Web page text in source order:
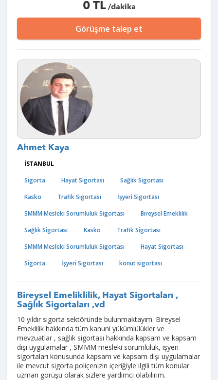
0 TL/dakika
Görüşme talep et
Ahmet Kaya
İSTANBUL
Sigorta
Hayat Sigortası
Sağlık Sigortası
Kasko
Trafik Sigortası
İşyeri Sigortası
SMMM Mesleki Sorumluluk Sigortası
Bireysel Emeklilik
Sağlık Sigortası
Kasko
Trafik Sigortası
SMMM Mesleki Sorumluluk Sigortası
Hayat Sigortası
Sigorta
İşyeri Sigortası konut sigortası
Bireysel Emeliklilik, Hayat Sigortaları ,
Sağlık Sigortaları ,vd
10 yıldır sigorta sektöründe bulunmaktayım. Bireysel
Emeklilik hakkında tüm kanuni yükümlülükler ve
mevzuatlar , sağlık sigortası hakkında kapsam ve kapsam
dışı uygulamalar , SMMM mesleki sorumluluk, işyeri
sigortaları konusunda kapsam ve kapsam dışı uygulamalar
ile mevcut sigorta poliçenizin içeriğiyle ilgili tüm konular
uzman görüşü olarak sizlere yardımcı olabilirim.